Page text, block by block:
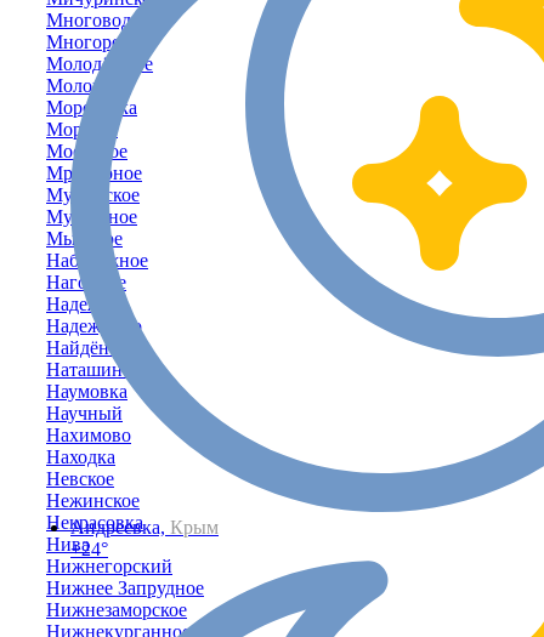
Андреевка, Крым
+24°
Многоводное
Многоречье
Молодёжное
Молочное
Морозовка
Морское
Мостовое
Мраморное
Муромское
Мускатное
Мысовое
Набережное
Нагорное
Надежда
Надеждино
Найдёновка
Наташино
Наумовка
Научный
Нахимово
Находка
Невское
Нежинское
Некрасовка
Нива
Нижнегорский
Нижнее Запрудное
Нижнезаморское
Нижнекурганное